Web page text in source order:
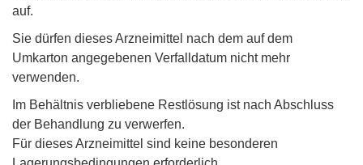
auf.
Sie dürfen dieses Arzneimittel nach dem auf dem
Umkarton angegebenen Verfalldatum nicht mehr
verwenden.
Im Behältnis verbliebene Restlösung ist nach Abschluss
der Behandlung zu verwerfen.
Für dieses Arzneimittel sind keine besonderen